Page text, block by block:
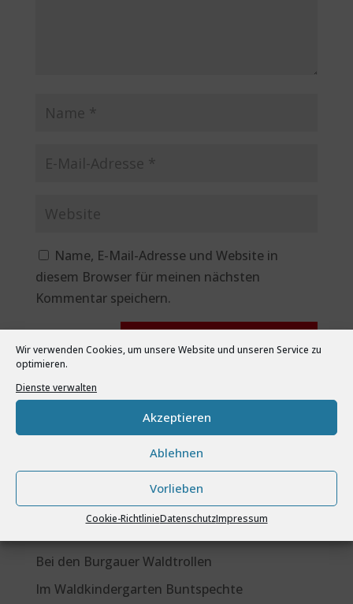
Wir verwenden Cookies, um unsere Website und unseren Service zu
optimieren.
Dienste verwalten
Akzeptieren
Ablehnen
Vorlieben
Cookie-RichtlinieDatenschutzImpressum
Name, E-Mail-Adresse und Website in
diesem Browser für meinen nächsten
Kommentar speichern.
Neueste Beiträge
Bei den Burgauer Waldtrollen
Im Waldkindergarten Buntspechte